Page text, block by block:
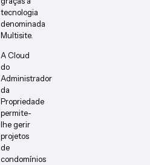
tecnologia
denominada
Multisite.
A Cloud
do
Administrador
da
Propriedade
permite-
lhe gerir
projetos
de
condomínios